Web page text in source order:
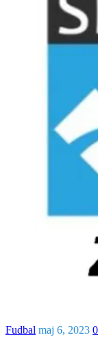
Fudbal maj 6, 2023 0